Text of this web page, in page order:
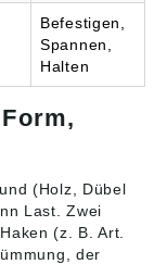
Befestigen,
Spannen,
Halten
(Holz, Dübel
Last. Zwei
Haken (z. B. Art.
der